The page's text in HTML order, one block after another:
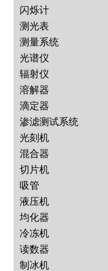
闪烁计
测光表
测量系统
光谱仪
辐射仪
溶解器
滴定器
渗滤测试系统
光刻机
混合器
切片机
吸管
液压机
均化器
冷冻机
读数器
制冰机